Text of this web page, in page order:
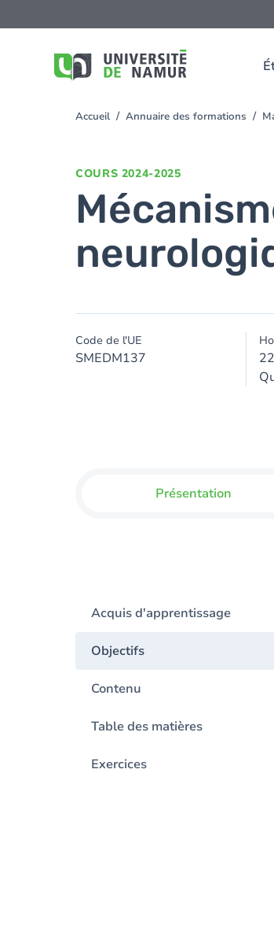
au
You
Accueil Annuaire des formations
COURS 2024-2025
Code de l'UE
SMEDM137
22
Présentation
Acquis d'apprentissage
Objectifs
Contenu
Table des matières
Exercices